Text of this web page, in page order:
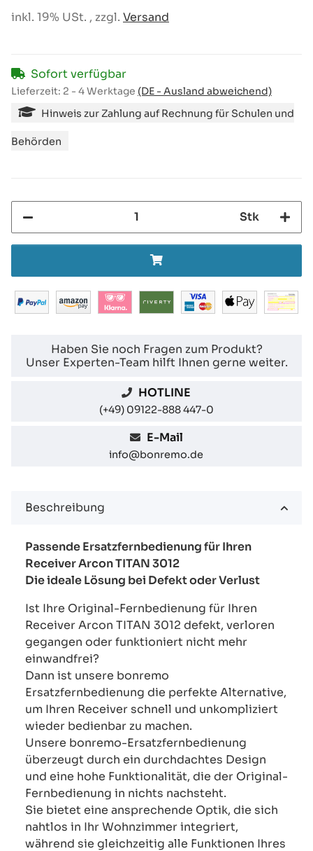
inkl. 19% USt. , zzgl. Versand
Sofort verfügbar
Lieferzeit: 2 - 4 Werktage (DE - Ausland abweichend)
Hinweis zur Zahlung auf Rechnung für Schulen und
Behörden
Stk
Haben Sie noch Fragen zum Produkt?
Unser Experten-Team hilft Ihnen gerne weiter.
HOTLINE
(+49) 09122-888 447-0
E-Mail
info@bonremo.de
Beschreibung
Passende Ersatzfernbedienung für Ihren
Receiver Arcon TITAN 3012
Die ideale Lösung bei Defekt oder Verlust
Ist Ihre Original-Fernbedienung für Ihren
Receiver Arcon TITAN 3012 defekt, verloren
gegangen oder funktioniert nicht mehr
einwandfrei?
Dann ist unsere bonremo
Ersatzfernbedienung die perfekte Alternative,
um Ihren Receiver schnell und unkompliziert
wieder bedienbar zu machen.
Unsere bonremo-Ersatzfernbedienung
überzeugt durch ein durchdachtes Design
und eine hohe Funktionalität, die der Original-
Fernbedienung in nichts nachsteht.
Sie bietet eine ansprechende Optik, die sich
nahtlos in Ihr Wohnzimmer integriert,
während sie gleichzeitig alle Funktionen Ihres